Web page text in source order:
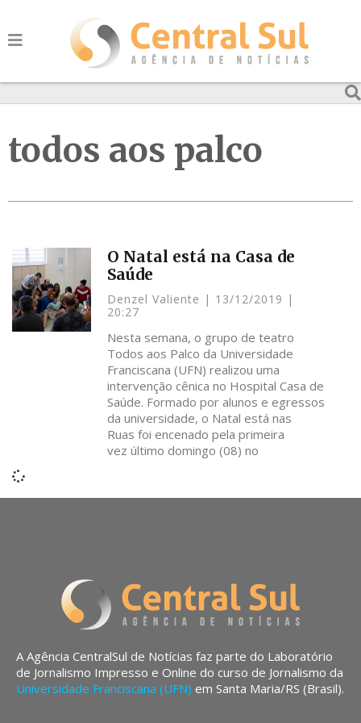
todos aos palco
O Natal está na Casa de
Saúde
Denzel Valiente
13/12/2019
20:27
Nesta semana, o grupo de teatro
Todos aos Palco da Universidade
Franciscana (UFN) realizou uma
intervenção cênica no Hospital Casa de
Saúde. Formado por alunos e egressos
da universidade, o Natal está nas
Ruas foi encenado pela primeira
vez último domingo (08) no
A Agência CentralSul de Notícias faz parte do Laboratório
de Jornalismo Impresso e Online do curso de Jornalismo da
Universidade Franciscana (UFN) em Santa Maria/RS (Brasil).